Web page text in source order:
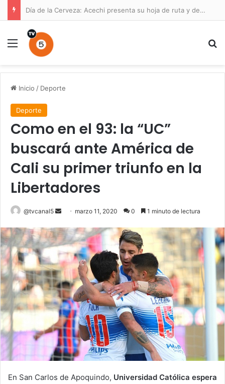
Día de la Cerveza: Acechi presenta su hoja de ruta y destaca la resiliencia de la industria
Menú
Inicio / Deporte
Deporte
Como en el 93: la “UC”
buscará ante América de
Cali su primer triunfo en la
Libertadores
@tvcanal5
Send
email
marzo 11, 2020 0 1 minuto de lectura
En San Carlos de Apoquindo, Universidad Católica espera